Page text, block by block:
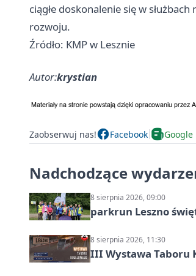
ciągłe doskonalenie się w
rozwoju.
Źródło: KMP w Lesznie
Autor:krystian
Zaobserwuj nas! Facebook Google
Nadchodzące
8 sierpnia 2026, 09:00
parkrun Leszno
8 sierpnia 2026, 11:30
III Wystawa Taboru